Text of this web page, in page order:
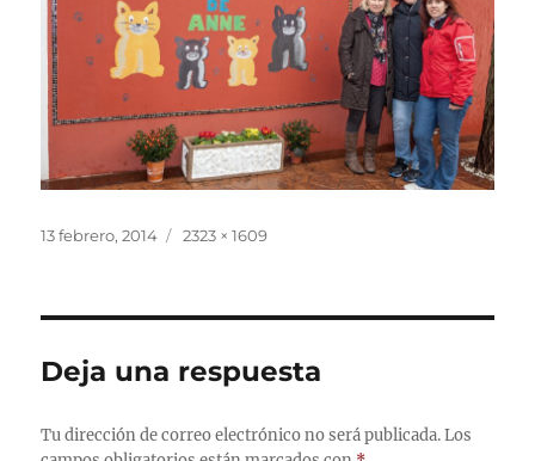
Publicado
13 febrero, 2014
Tamaño
2323 × 1609
Deja una respuesta
Tu dirección de correo electrónico no será publicada. Los